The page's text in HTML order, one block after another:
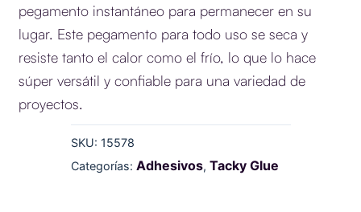
pegamento instantáneo para permanecer en su
lugar. Este pegamento para todo uso se seca y
resiste tanto el calor como el frío, lo que lo hace
súper versátil y confiable para una variedad de
proyectos.
SKU: 15578
Categorías: Adhesivos, Tacky Glue